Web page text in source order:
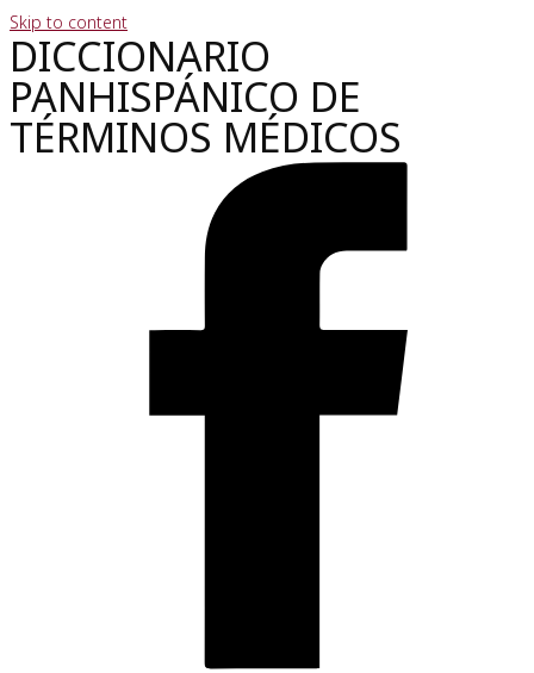
Skip to content
DICCIONARIO
PANHISPÁNICO DE
TÉRMINOS MÉDICOS